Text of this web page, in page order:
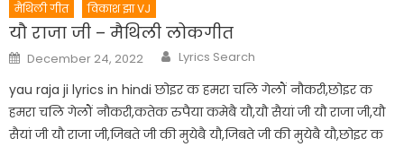
मैथिली गीत विकाश झा VJ
यौ राजा जी – मैथिली लोकगीत
Posted
on
December 24, 2022 Author
Lyrics Search
yau raja ji lyrics in hindi छोइर क हमरा चलि गेलौं नौकरी,छोइर क
हमरा चलि गेलौं नौकरी,कतेक रुपैया कमेबै यौ,यौ सैयां जी यौ राजा जी,यौ
सैयां जी यौ राजा जी,जिबते जी की मुयेबै यौ,जिबते जी की मुयेबै यौ,छोइर क